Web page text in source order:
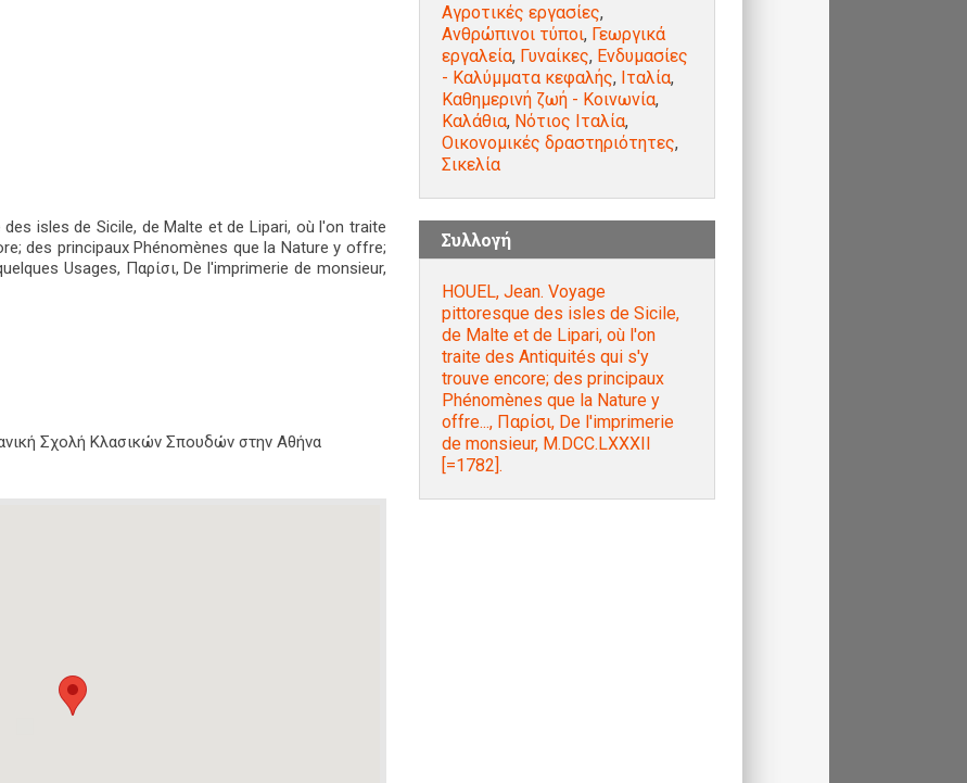
des isles de Sicile, de Malte et de Lipari, où l'on traite
des principaux Phénomènes que la Nature y offre;
Usages, Παρίσι, De l'imprimerie de monsieur,
Σχολή Κλασικών Σπουδών στην Αθήνα
Αγροτικές εργασίες,
Ανθρώπινοι τύποι, Γεωργικά
εργαλεία, Γυναίκες, Ενδυμασίες
- Καλύμματα κεφαλής, Ιταλία,
Καθημερινή ζωή - Κοινωνία,
Καλάθια, Νότιος Ιταλία,
Οικονομικές δραστηριότητες,
Σικελία
Συλλογή
HOUEL, Jean. Voyage
pittoresque des isles de Sicile,
de Malte et de Lipari, où l'on
traite des Antiquités qui s'y
trouve encore; des principaux
Phénomènes que la Nature y
offre..., Παρίσι, De l'imprimerie
de monsieur, M.DCC.LXXXII
[=1782].